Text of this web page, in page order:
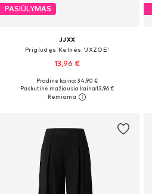
PASIŪLYMAS
JJXX
Prigludęs Kelnės 'JXZOE'
13,96 €
Galimi dydžiai: 34, 36, 38, 40, 42
Į krepšelį
Pradinė kaina: 34,90 €
Paskutinė mažiausia kaina:13,96 €